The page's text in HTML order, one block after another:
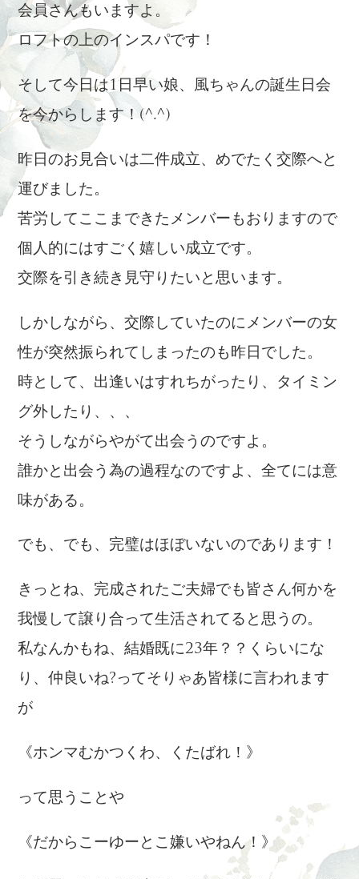
会員さんもいますよ。
ロフトの上のインスパです！
そして今日は1日早い娘、風ちゃんの誕生日会
を今からします！(^.^)
昨日のお見合いは二件成立、めでたく交際へと
運びました。
苦労してここまできたメンバーもおりますので
個人的にはすごく嬉しい成立です。
交際を引き続き見守りたいと思います。
しかしながら、交際していたのにメンバーの女
性が突然振られてしまったのも昨日でした。
時として、出逢いはすれちがったり、タイミン
グ外したり、、、
そうしながらやがて出会うのですよ。
誰かと出会う為の過程なのですよ、全てには意
味がある。
でも、でも、完璧はほぼいないのであります！
きっとね、完成されたご夫婦でも皆さん何かを
我慢して譲り合って生活されてると思うの。
私なんかもね、結婚既に23年？？くらいにな
り、仲良いね?ってそりゃあ皆様に言われます
が
《ホンマむかつくわ、くたばれ！》
って思うことや
《だからこーゆーとこ嫌いやねん！》